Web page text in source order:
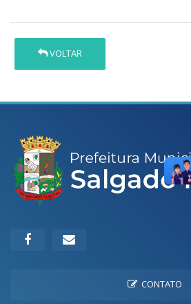
VOLTAR
CONTATO